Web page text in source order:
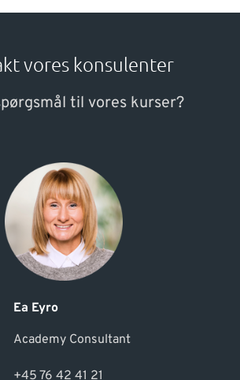
vores konsulenter
til vores kurser?
Ea Eyro
Academy Consultant
+45 76 42 41 21